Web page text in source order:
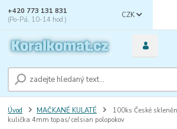
CZK
+420 773 131 831
(Po-Pá, 10-14 hod.)
Úvod MAČKANÉ KULATÉ
100ks České
kulička 4mm topas/ celsian polopokov